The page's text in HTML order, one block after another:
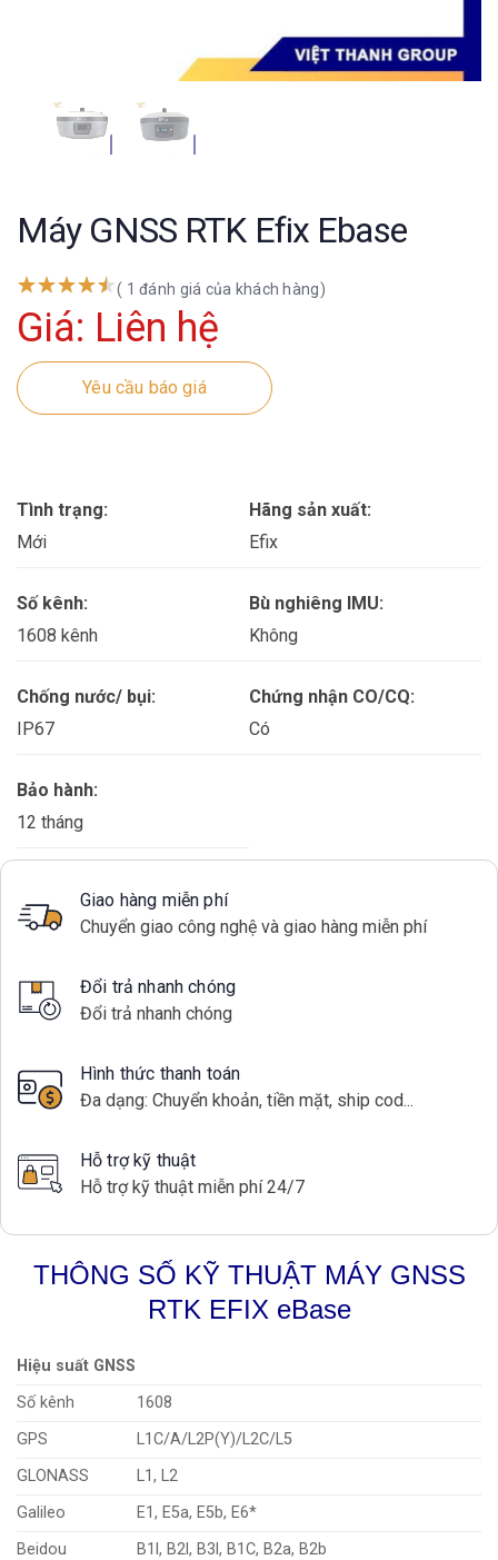
Máy GNSS RTK Efix Ebase
( 1 đánh giá của khách hàng)
Giá: Liên hệ
Yêu cầu báo giá
Tình trạng:
Mới
Hãng sản xuất:
Efix
Số kênh:
1608 kênh
Bù nghiêng IMU:
Không
Chống nước/ bụi:
IP67
Chứng nhận CO/CQ:
Có
Bảo hành:
12 tháng
Giao hàng miễn phí
Chuyển giao công nghệ và giao hàng miễn phí
Đổi trả nhanh chóng
Đổi trả nhanh chóng
Hình thức thanh toán
Đa dạng: Chuyển khoản, tiền mặt, ship cod...
Hỗ trợ kỹ thuật
Hỗ trợ kỹ thuật miễn phí 24/7
THÔNG SỐ KỸ THUẬT MÁY GNSS
RTK EFIX eBase
Hiệu suất GNSS
Số kênh
1608
GPS
L1C/A/L2P(Y)/L2C/L5
GLONASS
L1, L2
Galileo
E1, E5a, E5b, E6*
Beidou
B1l, B2l, B3l, B1C, B2a, B2b